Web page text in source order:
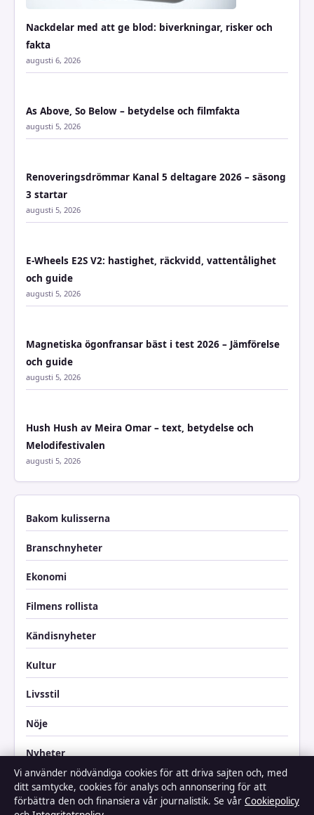
Nackdelar med att ge blod: biverkningar, risker och
fakta
augusti 6, 2026
As Above, So Below – betydelse och filmfakta
augusti 5, 2026
Renoveringsdrömmar Kanal 5 deltagare 2026 – säsong
3 startar
augusti 5, 2026
E-Wheels E2S V2: hastighet, räckvidd, vattentålighet
och guide
augusti 5, 2026
Magnetiska ögonfransar bäst i test 2026 – Jämförelse
och guide
augusti 5, 2026
Hush Hush av Meira Omar – text, betydelse och
Melodifestivalen
augusti 5, 2026
Bakom kulisserna
Branschnyheter
Ekonomi
Filmens rollista
Kändisnyheter
Kultur
Livsstil
Nöje
Nyheter
Reportage
Samhälle & reglering
Vi använder nödvändiga cookies för att driva sajten och, med
ditt samtycke, cookies för analys och annonsering för att
förbättra den och finansiera vår journalistik. Se vår Cookiepolicy